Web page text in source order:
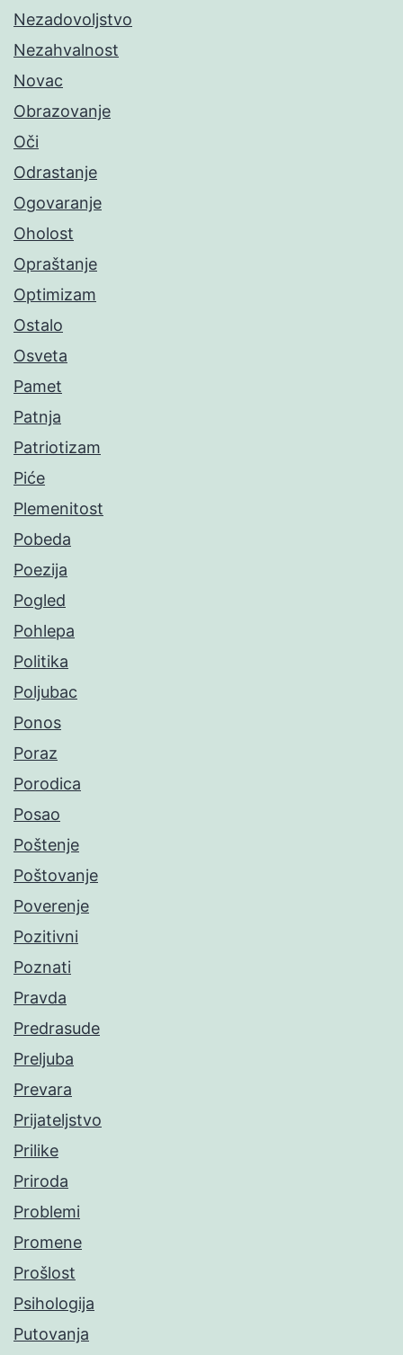
Nezadovoljstvo
Nezahvalnost
Novac
Obrazovanje
Oči
Odrastanje
Ogovaranje
Oholost
Opraštanje
Optimizam
Ostalo
Osveta
Pamet
Patnja
Patriotizam
Piće
Plemenitost
Pobeda
Poezija
Pogled
Pohlepa
Politika
Poljubac
Ponos
Poraz
Porodica
Posao
Poštenje
Poštovanje
Poverenje
Pozitivni
Poznati
Pravda
Predrasude
Preljuba
Prevara
Prijateljstvo
Prilike
Priroda
Problemi
Promene
Prošlost
Psihologija
Putovanja